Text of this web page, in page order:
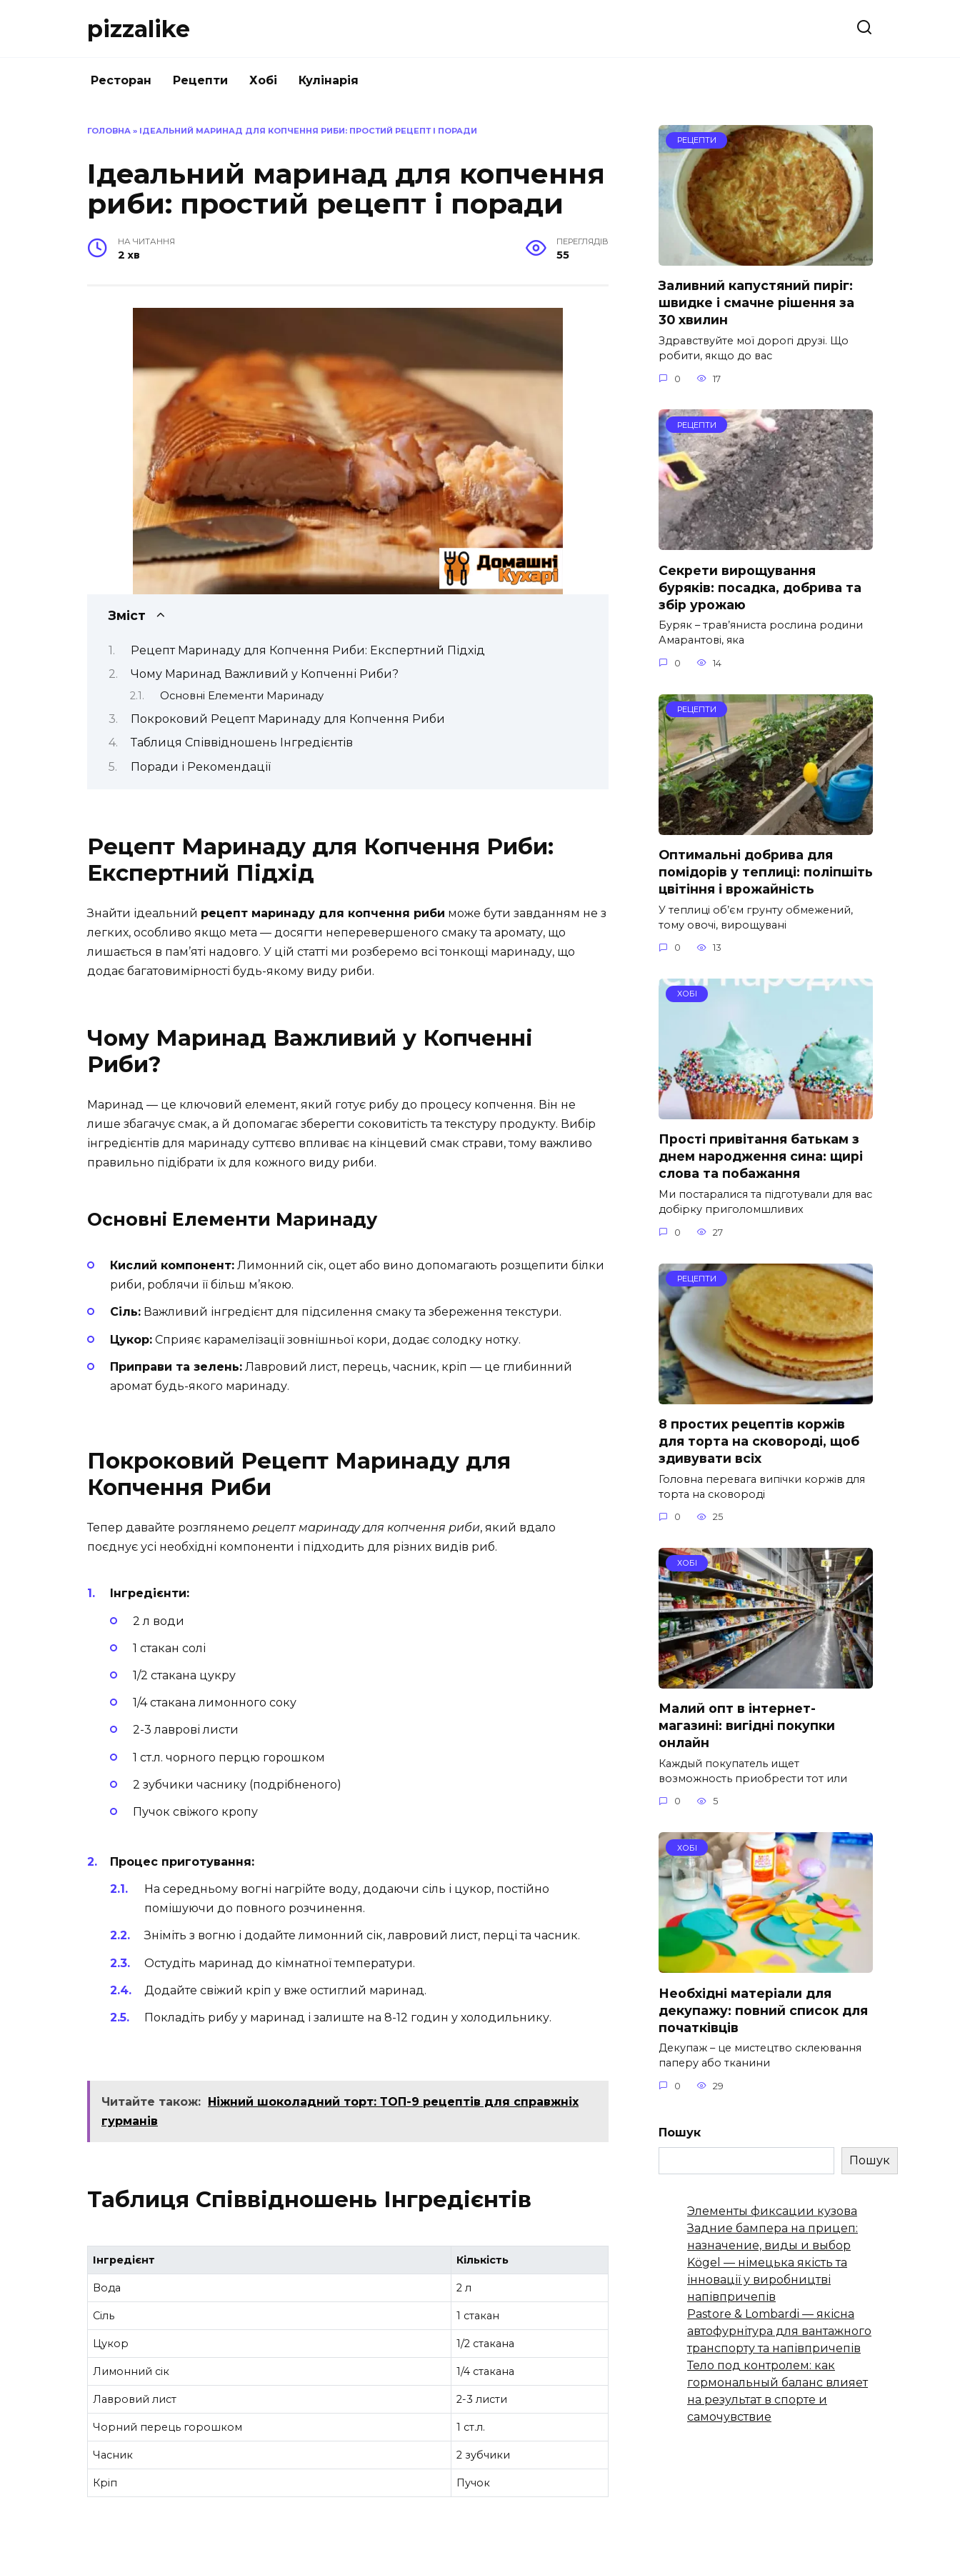
pizzalike
Ресторан Рецепти Хобі Кулінарія
ГОЛОВНА » ІДЕАЛЬНИЙ МАРИНАД ДЛЯ КОПЧЕННЯ РИБИ: ПРОСТИЙ РЕЦЕПТ І ПОРАДИ
Ідеальний маринад для копчення
риби: простий рецепт і поради
НА ЧИТАННЯ
2 хв
ПЕРЕГЛЯДІВ
55
Зміст
Рецепт Маринаду для Копчення Риби: Експертний Підхід
Чому Маринад Важливий у Копченні Риби?
Основні Елементи Маринаду
Покроковий Рецепт Маринаду для Копчення Риби
Таблиця Співвідношень Інгредієнтів
Поради і Рекомендації
Рецепт Маринаду для Копчення Риби:
Експертний Підхід
Знайти ідеальний рецепт маринаду для копчення риби може бути завданням не з
легких, особливо якщо мета — досягти неперевершеного смаку та аромату, що
лишається в пам’яті надовго. У цій статті ми розберемо всі тонкощі маринаду, що
додає багатовимірності будь-якому виду риби.
Чому Маринад Важливий у Копченні
Риби?
Маринад — це ключовий елемент, який готує рибу до процесу копчення. Він не
лише збагачує смак, а й допомагає зберегти соковитість та текстуру продукту. Вибір
інгредієнтів для маринаду суттєво впливає на кінцевий смак страви, тому важливо
правильно підібрати їх для кожного виду риби.
Основні Елементи Маринаду
Кислий компонент: Лимонний сік, оцет або вино допомагають розщепити білки
риби, роблячи її більш м’якою.
Сіль: Важливий інгредієнт для підсилення смаку та збереження текстури.
Цукор: Сприяє карамелізації зовнішньої кори, додає солодку нотку.
Приправи та зелень: Лавровий лист, перець, часник, кріп — це глибинний
аромат будь-якого маринаду.
Покроковий Рецепт Маринаду для
Копчення Риби
Тепер давайте розглянемо рецепт маринаду для копчення риби, який вдало
поєднує усі необхідні компоненти і підходить для різних видів риб.
Інгредієнти:
2 л води
1 стакан солі
1/2 стакана цукру
1/4 стакана лимонного соку
2-3 лаврові листи
1 ст.л. чорного перцю горошком
2 зубчики часнику (подрібненого)
Пучок свіжого кропу
Процес приготування:
На середньому вогні нагрійте воду, додаючи сіль і цукор, постійно
помішуючи до повного розчинення.
Зніміть з вогню і додайте лимонний сік, лавровий лист, перці та часник.
Остудіть маринад до кімнатної температури.
Додайте свіжий кріп у вже остиглий маринад.
Покладіть рибу у маринад і залиште на 8-12 годин у холодильнику.
Читайте також:
Ніжний шоколадний торт: ТОП-9 рецептів для справжніх
гурманів
Таблиця Співвідношень Інгредієнтів
Інгредієнт Кількість
Вода 2 л
Сіль 1 стакан
Цукор 1/2 стакана
Лимонний сік 1/4 стакана
Лавровий лист 2-3 листи
Чорний перець горошком 1 ст.л.
Часник 2 зубчики
Кріп Пучок
РЕЦЕПТИ
Заливний капустяний пиріг:
швидке і смачне рішення за
30 хвилин
Здравствуйте мої дорогі друзі. Що
робити, якщо до вас
0 17
РЕЦЕПТИ
Секрети вирощування
буряків: посадка, добрива та
збір урожаю
Буряк – трав’яниста рослина родини
Амарантові, яка
0 14
РЕЦЕПТИ
Оптимальні добрива для
помідорів у теплиці: поліпшіть
цвітіння і врожайність
У теплиці об’єм грунту обмежений,
тому овочі, вирощувані
0 13
ХОБІ
Прості привітання батькам з
днем народження сина: щирі
слова та побажання
Ми постаралися та підготували для вас
добірку приголомшливих
0 27
РЕЦЕПТИ
8 простих рецептів коржів
для торта на сковороді, щоб
здивувати всіх
Головна перевага випічки коржів для
торта на сковороді
0 25
ХОБІ
Малий опт в інтернет-
магазині: вигідні покупки
онлайн
Каждый покупатель ищет
возможность приобрести тот или
0 5
ХОБІ
Необхідні матеріали для
декупажу: повний список для
початківців
Декупаж – це мистецтво склеювання
паперу або тканини
0 29
Пошук
Пошук
Элементы фиксации кузова
Задние бампера на прицеп:
назначение, виды и выбор
Kögel — німецька якість та
інновації у виробництві
напівпричепів
Pastore & Lombardi — якісна
автофурнітура для вантажного
транспорту та напівпричепів
Тело под контролем: как
гормональный баланс влияет
на результат в спорте и
самочувствие